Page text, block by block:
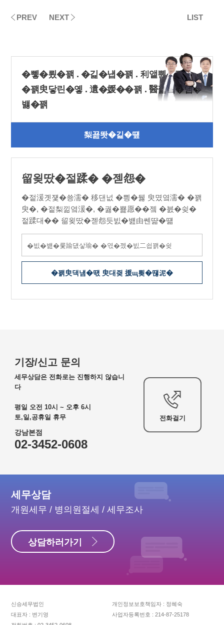
PREV NEXT LIST
�뼇�룄�꽭 . �긽�냽�꽭 . 利앹뿬�꽭
�꽭臾닿린�옣 . 遺�媛��꽭 . 醫낇빀�냼�
뱷�꽭
梨꾪똿�긽�떞
留욎땄�젙蹂� �젣怨�
�젙湲곗쟻�쑝濡� 移댄넚 �삉�뒗 臾몄옄濡� �꽭
臾�, �젙梨낆옄湲�, �궗�뾽愿��젴 �븘�슂�
젙蹂대�� 留욎땄�젣怨듯빐�뱶由쎈땲�떎
�꽭臾댁냼�떇 臾대즺 援щ룆�떊泥�
기장/신고 문의
세무상담은 전화로는 진행하지 않습니
다
평일 오전 10시 ~ 오후 6시
토,일,공휴일 휴무
강남본점
02-3452-0608
전화걸기
세무상담
개원세무 / 병의원절세 / 세무조사
상담하러가기
신승세무법인
개인정보보호책임자 : 정혜숙
대표자 : 변기영
사업자등록번호 : 214-87-25178